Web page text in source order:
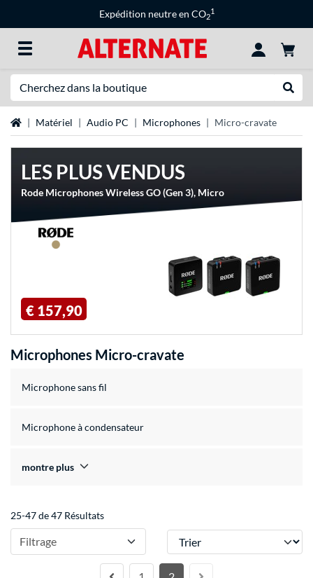
Expédition neutre en CO2
1
Page d'accueil
Matériel Audio PC Microphones Micro-cravate
LES PLUS VENDUS
Rode Microphones Wireless GO (Gen 3), Micro
€ 157,90
Microphones Micro-cravate
Microphone sans fil
Microphone à condensateur
montre plus
25-47 de 47 Résultats
Filtrage Trier